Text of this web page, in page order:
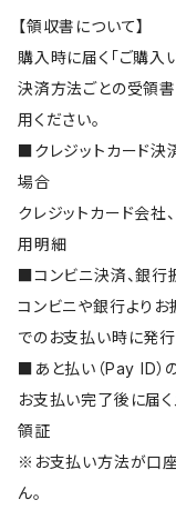
【領収書について】
購入時に届く「ご購入
決済方法ごとの受領
用ください。
■クレジットカード決
場合
クレジットカード会社
用明細
■コンビニ決済、銀行
コンビニや銀行より
でのお支払い時に発
■あと払い（Pay ID）
お支払い完了後に届
領証
※お支払い方法が口
ん。